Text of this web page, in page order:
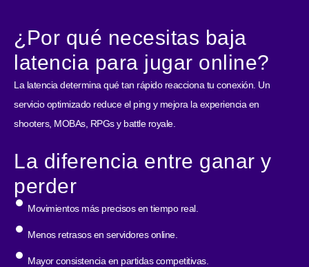
¿Por qué necesitas baja
latencia para jugar online?
La latencia determina qué tan rápido reacciona tu conexión. Un
servicio optimizado reduce el ping y mejora la experiencia en
shooters, MOBAs, RPGs y battle royale.
La diferencia entre ganar y
perder
Movimientos más precisos en tiempo real.
Menos retrasos en servidores online.
Mayor consistencia en partidas competitivas.